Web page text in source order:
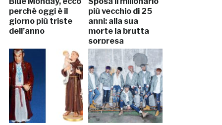
perché oggi è il
giorno più triste
dell’anno
più vecchio di 25
anni: alla sua
morte la brutta
sorpresa